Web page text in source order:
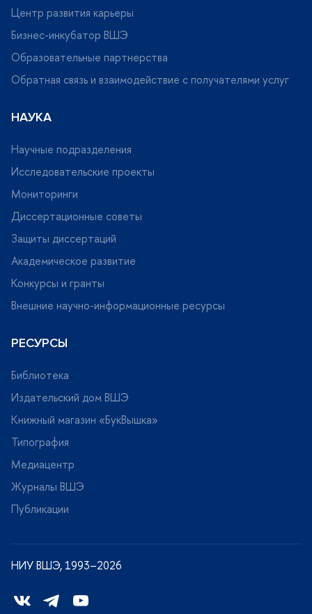
Центр развития карьеры
Бизнес-инкубатор ВШЭ
Образовательные партнерства
Обратная связь и взаимодействие с получателями услу
НАУКА
Научные подразделения
Исследовательские проекты
Мониторинги
Диссертационные советы
Защиты диссертаций
Академическое развитие
Конкурсы и гранты
нешние научно-информационные ресурсы
РЕСУРСЫ
Библиотека
Издательский дом ВШЭ
Книжный магазин «БукВышка»
Типография
Медиацентр
Журналы ВШЭ
Публикации
НИУ ВШЭ, 1993–2026